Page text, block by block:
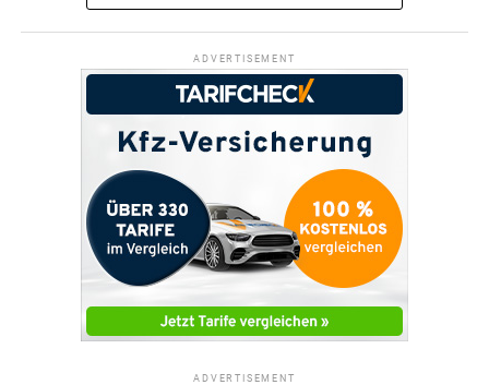
ADVERTISEMENT
ADVERTISEMENT